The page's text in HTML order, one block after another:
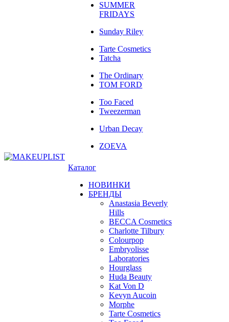
SUMMER
FRIDAYS
Sunday Riley
Tarte Cosmetics
Tatcha
The Ordinary
TOM FORD
Too Faced
Tweezerman
Urban Decay
ZOEVA
Каталог
НОВИНКИ
БРЕНДЫ
Anastasia Beverly
Hills
BECCA Cosmetics
Charlotte Tilbury
Colourpop
Embryolisse
Laboratories
Hourglass
Huda Beauty
Kat Von D
Kevyn Aucoin
Morphe
Tarte Cosmetics